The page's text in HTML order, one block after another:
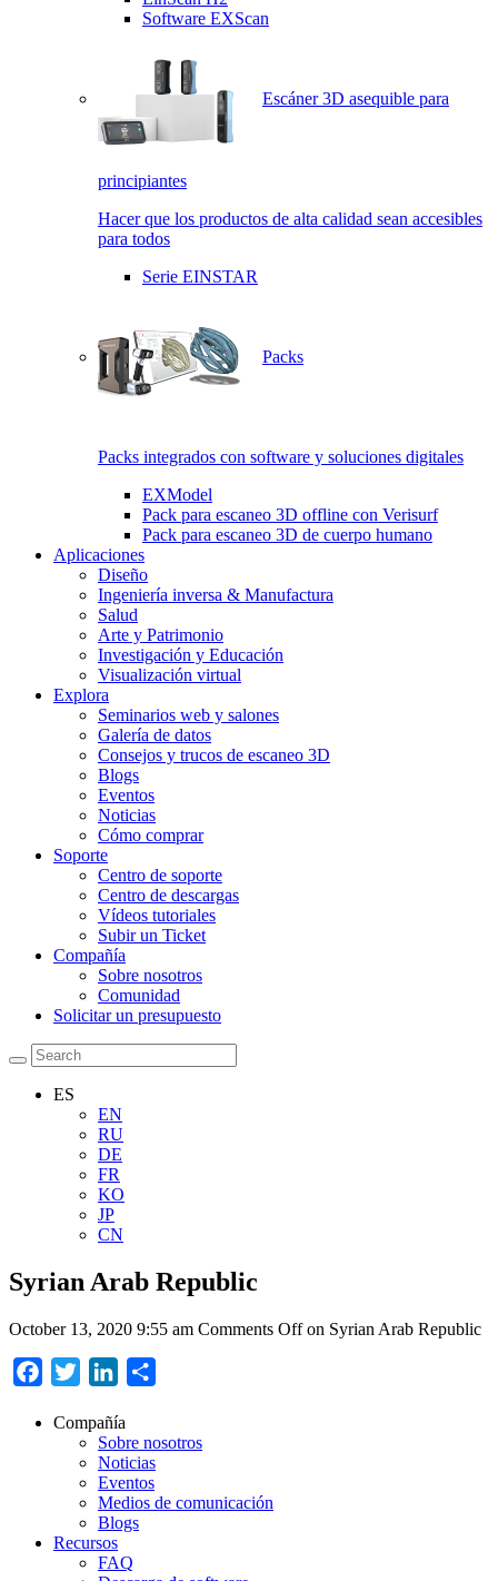
Software EXScan
Escáner 3D asequible para
principiantes
Hacer que los productos de alta calidad sean accesibles
para todos
Serie EINSTAR
Packs
Packs integrados con software y soluciones digitales
EXModel
Pack para escaneo 3D offline con Verisurf
Pack para escaneo 3D de cuerpo humano
Aplicaciones
Diseño
Ingeniería inversa & Manufactura
Salud
Arte y Patrimonio
Investigación y Educación
Visualización virtual
Explora
Seminarios web y salones
Galería de datos
Consejos y trucos de escaneo 3D
Blogs
Eventos
Noticias
Cómo comprar
Soporte
Centro de soporte
Centro de descargas
Vídeos tutoriales
Subir un Ticket
Compañía
Sobre nosotros
Comunidad
Solicitar un presupuesto
ES
EN
RU
DE
FR
KO
JP
CN
Syrian Arab Republic
October 13, 2020 9:55 am Comments Offon Syrian Arab Republic
Facebook
Twitter LinkedIn
Compañía
Sobre nosotros
Noticias
Eventos
Medios de comunicación
Blogs
Recursos
FAQ